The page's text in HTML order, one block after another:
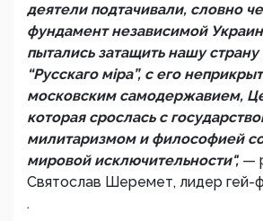
деятели подтачивали, словно
фундамент независимой
пытались затащить нашу страну
“Русскаго міра”, с его
московским самодержавием,
которая срослась с
милитаризмом и философией
мировой исключительности", —
Святослав Шеремет, лидер гей-
.